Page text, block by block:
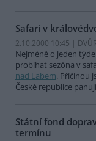
Safari v
2.10.2000 10:45 |
Nejméně o jeden
probíhat sezóna v
nad Labem. Příčinou
České republice
Státní fond
termínu